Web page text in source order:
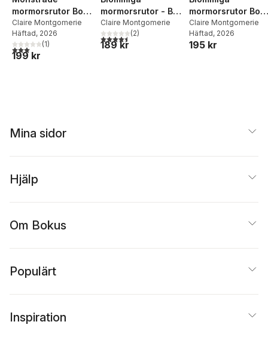
mormorsrutor Bok
och 50 kort: Virka,
mixa och matcha
Claire Montgomerie
Häftad, 2026
3,0utav 5 stjärnor. Totalt antal röster:
(1)
199 kr
mormorsrutor - Bok
och 50 kort: Virka,
mixa och matcha
Claire Montgomerie
4,5utav 5 stjärnor. Totalt antal röster:
(2)
189 kr
mormorsrutor Bok
och 50 kort: Virka,
mixa och matcha
Claire Montgomerie
Häftad, 2026
195 kr
Mina sidor
Hjälp
Om Bokus
Populärt
Inspiration